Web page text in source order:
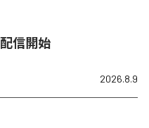
配信開始
2026.8.9